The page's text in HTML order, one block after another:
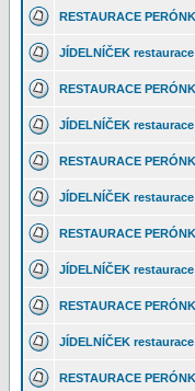
RESTAURACE
JÍDELNÍČEK
RESTAURACE
JÍDELNÍČEK
RESTAURACE
JÍDELNÍČEK
RESTAURACE
JÍDELNÍČEK
RESTAURACE
JÍDELNÍČEK
RESTAURACE